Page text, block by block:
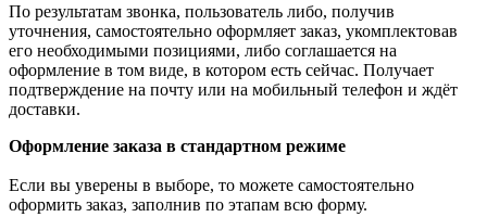
По результатам звонка, пользователь либо, получив
уточнения, самостоятельно оформляет заказ, укомплектовав
его необходимыми позициями, либо соглашается на
оформление в том виде, в котором есть сейчас. Получает
подтверждение на почту или на мобильный телефон и ждёт
доставки.
Оформление заказа в стандартном режиме
Если вы уверены в выборе, то можете самостоятельно
оформить заказ, заполнив по этапам всю форму.